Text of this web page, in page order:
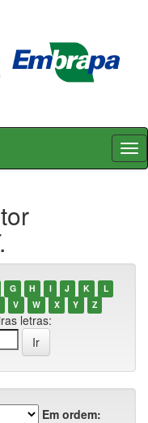
G H I J K
L
V W X Y Z
letras:
Em ordem: